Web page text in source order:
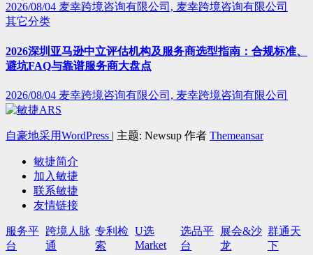
2026/08/04 麦幸跨境咨询有限公司, 麦幸跨境咨询有限公司
其它分类
2026深圳亚马逊中立评估机构及服务商选型指南：合规标准、
避坑FAQ与靠谱服务商大盘点
2026/08/04 麦幸跨境咨询有限公司, 麦幸跨境咨询有限公司
自豪地采用WordPress | 主题: Newsup 作者 Themeansar
敏捷简介
加入敏捷
联系敏捷
友情链接
服务平
台
跨境人脉
通
专利检
索
U选
Market
选品平
台
展会&沙
龙
群通天
下